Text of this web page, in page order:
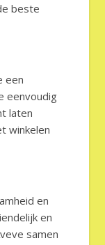
beste
een
eenvoudig
laten
winkelen
en
en
samen